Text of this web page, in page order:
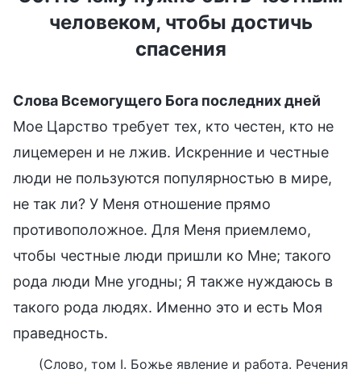
человеком, чтобы достичь
спасения
Слова Всемогущего Бога последних дней
Мое Царство требует тех, кто честен, кто не
лицемерен и не лжив. Искренние и честные
люди не пользуются популярностью в мире,
не так ли? У Меня отношение прямо
противоположное. Для Меня приемлемо,
чтобы честные люди пришли ко Мне; такого
рода люди Мне угодны; Я также нуждаюсь в
такого рода людях. Именно это и есть Моя
праведность.
(Слово, том I. Божье явление и работа. Речения